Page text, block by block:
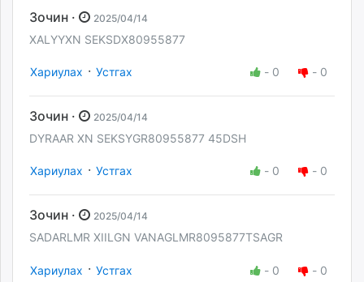
Зочин · 2025/04/14
XALYYXN SEKSDX80955877
Хариулах · Устгах - 0 - 0
Зочин · 2025/04/14
DYRAAR XN SEKSYGR80955877 45DSH
Хариулах · Устгах - 0 - 0
Зочин · 2025/04/14
SADARLMR XIILGN VANAGLMR8095877TSAGR
Хариулах · Устгах - 0 - 0